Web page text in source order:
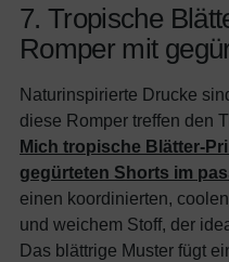
7. Tropische
Romper mit
Naturinspirierte Drucke
diese Romper treffen den
Mich tropische Blätter-
gegürteten Shorts im
einen koordinierten,
und weichem Stoff, der
Das blättrige Muster fügt